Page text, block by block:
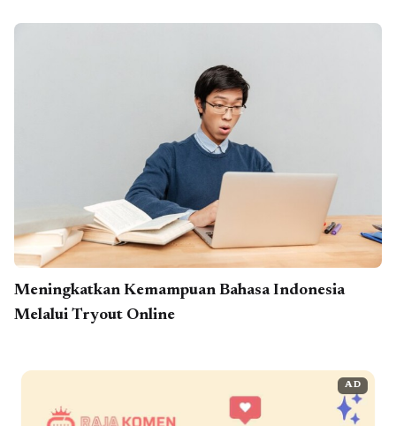
Meningkatkan Kemampuan Bahasa Indonesia
Melalui Tryout Online
AD